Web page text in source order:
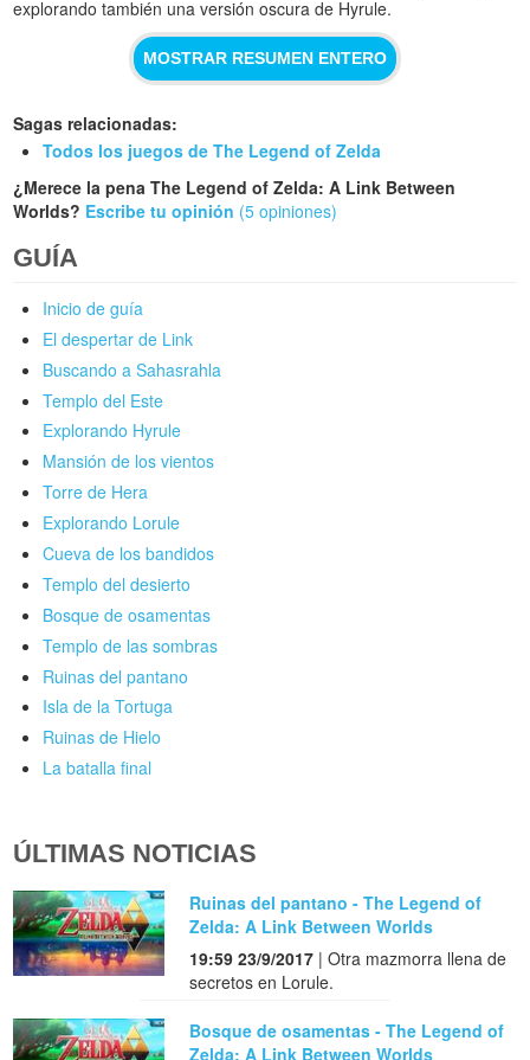
explorando también una versión oscura de Hyrule.
MOSTRAR RESUMEN ENTERO
Sagas relacionadas:
Todos los juegos de The Legend of Zelda
¿Merece la pena The Legend of Zelda: A Link Between
Worlds? Escribe tu opinión (5 opiniones)
GUÍA
Inicio de guía
El despertar de Link
Buscando a Sahasrahla
Templo del Este
Explorando Hyrule
Mansión de los vientos
Torre de Hera
Explorando Lorule
Cueva de los bandidos
Templo del desierto
Bosque de osamentas
Templo de las sombras
Ruinas del pantano
Isla de la Tortuga
Ruinas de Hielo
La batalla final
ÚLTIMAS NOTICIAS
Ruinas del pantano - The Legend of
Zelda: A Link Between Worlds
19:59 23/9/2017 | Otra mazmorra llena de
secretos en Lorule.
Bosque de osamentas - The Legend of
Zelda: A Link Between Worlds